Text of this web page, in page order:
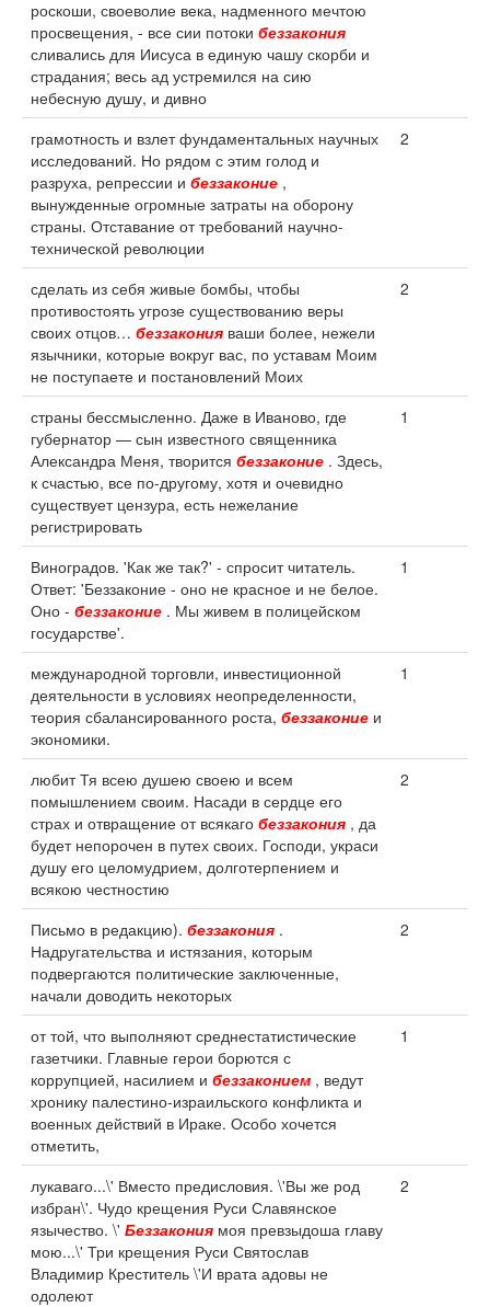
роскоши, своеволие века, надменного мечтою
просвещения, - все сии потоки беззакония
сливались для Иисуса в единую чашу скорби и
страдания; весь ад устремился на сию
небесную душу, и дивно
грамотность и взлет фундаментальных научных
исследований. Но рядом с этим голод и
разруха, репрессии и беззаконие ,
вынужденные огромные затраты на оборону
страны. Отставание от требований научно-
технической революции
2
сделать из себя живые бомбы, чтобы
противостоять угрозе существованию веры
своих отцов… беззакония ваши более, нежели
язычники, которые вокруг вас, по уставам Моим
не поступаете и постановлений Моих
2
страны бессмысленно. Даже в Иваново, где
губернатор — сын известного священника
Александра Меня, творится беззаконие . Здесь,
к счастью, все по-другому, хотя и очевидно
существует цензура, есть нежелание
регистрировать
1
Виноградов. 'Как же так?' - спросит читатель.
Ответ: 'Беззаконие - оно не красное и не белое.
Оно - беззаконие . Мы живем в полицейском
государстве'.
1
международной торговли, инвестиционной
деятельности в условиях неопределенности,
теория сбалансированного роста, беззаконие и
экономики.
1
любит Тя всею душею своею и всем
помышлением своим. Насади в сердце его
страх и отвращение от всякаго беззакония , да
будет непорочен в путех своих. Господи, украси
душу его целомудрием, долготерпением и
всякою честностию
2
Письмо в редакцию). беззакония .
Надругательства и истязания, которым
подвергаются политические заключенные,
начали доводить некоторых
2
от той, что выполняют среднестатистические
газетчики. Главные герои борются с
коррупцией, насилием и беззаконием , ведут
хронику палестино-израильского конфликта и
военных действий в Ираке. Особо хочется
отметить,
1
лукаваго...\' Вместо предисловия. \'Вы же род
избран\'. Чудо крещения Руси Славянское
язычество. \' Беззакония моя превзыдоша главу
мою...\' Три крещения Руси Святослав
Владимир Креститель \'И врата адовы не
одолеют
2